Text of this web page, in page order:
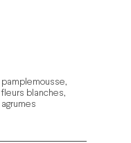
pamplemousse,
fleurs blanches,
agrumes